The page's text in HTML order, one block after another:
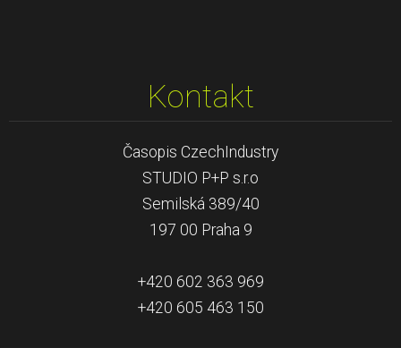
Kontakt
Časopis CzechIndustry
STUDIO P+P s.r.o
Semilská 389/40
197 00 Praha 9
+420 602 363 969
+420 605 463 150